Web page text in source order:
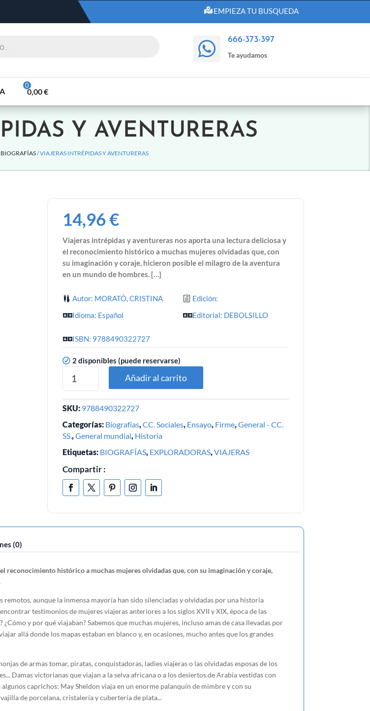
EMPIEZA TU BUSQUEDA
 666-373-397
Te ayudamos
0,00€
Y AVENTURERAS
BIOGRAFÍAS/ VIAJERAS INTRÉPIDAS Y AVENTURERAS
14,96€
Viajeras intrépidas y aventureras nos aporta una lectura deliciosa y
el reconocimiento histórico a muchas mujeres olvidadas que, con
su imaginación y coraje, hicieron posible el milagro de la aventura
en un mundo de hombres. […]
Autor: MORATÓ, CRISTINA
Edición:
Idioma: Español
ISBN: 9788490322727
Editorial: DEBOLSILLO
2 disponibles (puede reservarse)
Añadir al carrito
SKU: 9788490322727
Categorías: Biografías,CC. Sociales, Ensayo, Firme,General - CC.
SS.,General mundial, Historia
Etiquetas: BIOGRAFÍAS, EXPLORADORAS,VIAJERAS
Compartir :
(0)
reconocimiento histórico a muchas mujeres olvidadas que, con su imaginación y coraje,
aunque la inmensa mayoría han sido silenciadas y olvidadas por una historia
testimonios de mujeres viajeras anteriores a los siglos XVII y XIX, época de las
y por qué viajaban? Sabemos que muchas mujeres, incluso amas de casa llevadas por
allá donde los mapas estaban en blanco y, en ocasiones, mucho antes que los grandes
de armas tomar, piratas, conquistadoras, ladies viajeras o las olvidadas esposas de los
Damas victorianas que viajan a la selva africana o a los desiertos de Arabia vestidas con
caprichos: May Sheldon viaja en un enorme palanquín de mimbre y con su
de porcelana, cristalería y cubertería de plata...